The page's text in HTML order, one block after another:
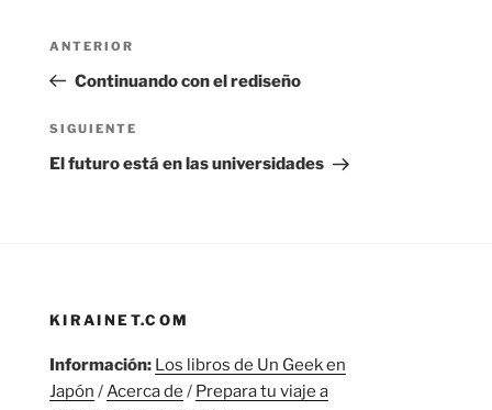
entradas
Entrada
anterior:
ANTERIOR
Continuando con el rediseño
Siguiente
entrada
SIGUIENTE
El futuro está en las universidades
KIRAINET.COM
Información: Los libros de Un Geek en
Japón / Acerca de / Prepara tu viaje a